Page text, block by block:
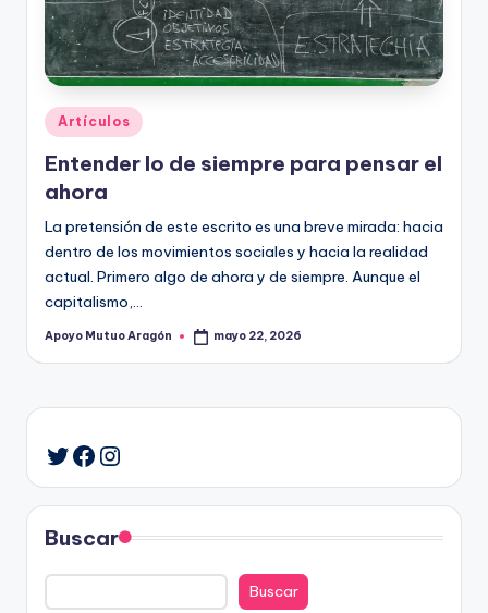
r
a
g
o
n
Publicado
en
Artículos
Entender lo de siempre para pensar el
ahora
La pretensión de este escrito es una breve mirada: hacia
dentro de los movimientos sociales y hacia la realidad
actual. Primero algo de ahora y de siempre. Aunque el
capitalismo,…
Publicado
Apoyo Mutuo Aragón mayo 22, 2026
Twitter
Facebook
Instagram
Buscar
Buscar